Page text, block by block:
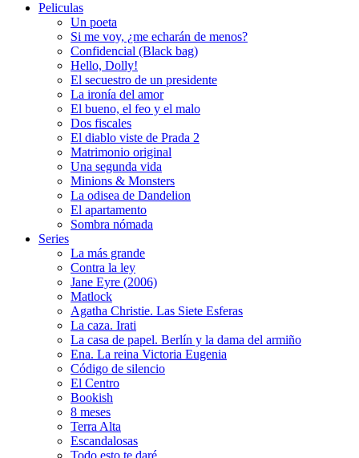
Peliculas
Un poeta
Si me voy, ¿me echarán de menos?
Confidencial (Black bag)
Hello, Dolly!
El secuestro de un presidente
La ironía del amor
El bueno, el feo y el malo
Dos fiscales
El diablo viste de Prada 2
Matrimonio original
Una segunda vida
Minions & Monsters
La odisea de Dandelion
El apartamento
Sombra nómada
Series
La más grande
Contra la ley
Jane Eyre (2006)
Matlock
Agatha Christie. Las Siete Esferas
La caza. Irati
La casa de papel. Berlín y la dama del armiño
Ena. La reina Victoria Eugenia
Código de silencio
El Centro
Bookish
8 meses
Terra Alta
Escandalosas